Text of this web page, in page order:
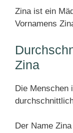
Zina ist ein
Vornamens
Zina
Die Menschen
Der Name